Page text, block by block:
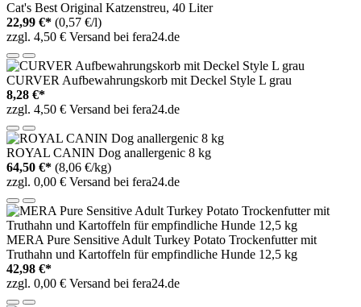
Cat's Best Original Katzenstreu, 40 Liter
22,99 €* (0,57 €/l)
zzgl. 4,50 € Versand bei fera24.de
CURVER Aufbewahrungskorb mit Deckel Style L grau
8,28 €*
zzgl. 4,50 € Versand bei fera24.de
ROYAL CANIN Dog anallergenic 8 kg
64,50 €* (8,06 €/kg)
zzgl. 0,00 € Versand bei fera24.de
MERA Pure Sensitive Adult Turkey Potato Trockenfutter mit
Truthahn und Kartoffeln für empfindliche Hunde 12,5 kg
42,98 €*
zzgl. 0,00 € Versand bei fera24.de